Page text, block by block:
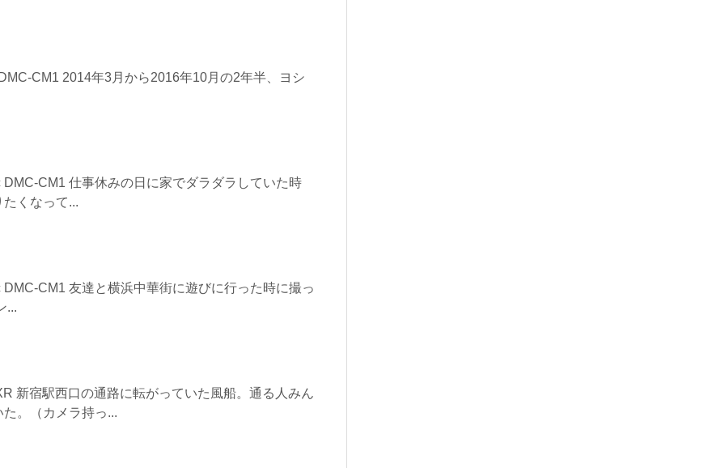
CM1 2014年3月から2016年10月の2年半、ヨシ
CM1 仕事休みの日に家でダラダラしていた時
くなって...
CM1 友達と横浜中華街に遊びに行った時に撮っ
...
新宿駅西口の通路に転がっていた風船。通る人みん
。（カメラ持っ...